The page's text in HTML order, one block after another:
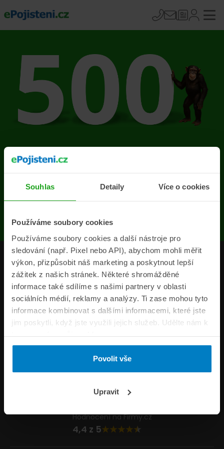
Souhlas Detaily Více o cookies
Používáme soubory cookies
Používáme soubory cookies a další nástroje pro
sledování (např. Pixel nebo API), abychom mohli měřit
výkon, přizpůsobit náš marketing a poskytnout lepší
zážitek z našich stránek. Některé shromážděné
informace také sdílíme s našimi partnery v oblasti
sociálních médií, reklamy a analýzy. Ti zase mohou tyto
informace kombinovat s dalšími informacemi, které jste
jim poskytli, když jste využili jejich služeb. Udělte nám k
tomu prosím svůj souhlas.
Povolit vše
Upravit
Na stránce se vyskytla
chyba
Produkty
Pojišťovny
Informace
ePojisteni.cz
Formuláře
Napište nám
Hodnocení na Firmy.cz
4,4 z 5